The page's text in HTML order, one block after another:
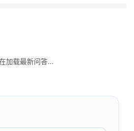
加载最新问答...